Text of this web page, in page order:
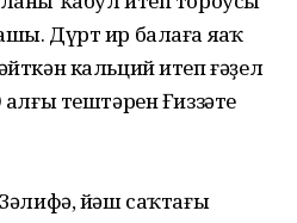
Дүрт ир балаға яңаҡ
кальций итеп ғәҙел
тештәрен Ғиззәте
йәш саҡтағы